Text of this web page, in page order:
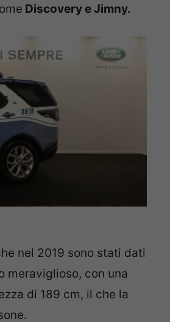
Discovery e Jimny.
nel 2019 sono stati dati
meraviglioso, con una
di 189 cm, il che la